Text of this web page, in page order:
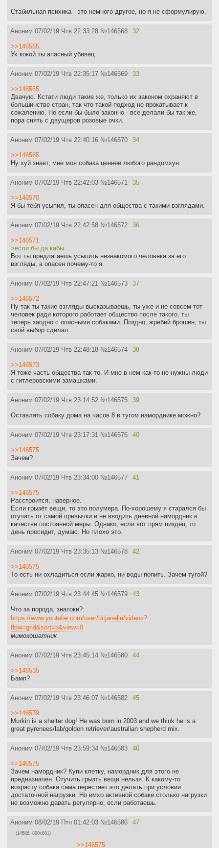
Стабильная психика - это немного другое, но я не сформулирую.
Аноним 07/02/19 Чтв 22:33:28 №146568 32
>>146565
Ух кокой ты апасный убивец.
Аноним 07/02/19 Чтв 22:35:17 №146569 33
>>146565
Двачую. Кстати люди такие же, только их законом охраняют в
большинстве стран, так что такой подход не прокатывает к
сожалению. Но если бы было законно - все делали бы так же,
пора снять с двущеров розовые очки.
Аноним 07/02/19 Чтв 22:40:16 №146570 34
>>146565
Ну хуй знает, мне моя собака ценнее любого рандомхуя.
Аноним 07/02/19 Чтв 22:42:03 №146571 35
>>146570
Я бы тебя усыпил, ты опасен для общества с такими взглядами.
Аноним 07/02/19 Чтв 22:42:58 №146572 36
>>146571
>если бы да кабы
Вот ты предлагаешь усыпить незнакомого человека за его
взгляды, а опасен почему-то я.
Аноним 07/02/19 Чтв 22:47:21 №146573 37
>>146572
Ну так ты такие взгляды высказываешь, ты уже и не совсем тот
человек ради которого работает общество после такого, ты
теперь заодно с опасными собаками. Поздно, жребий брошен, ты
свой выбор сделал.
Аноним 07/02/19 Чтв 22:48:18 №146574 38
>>146573
Я тоже часть общества так то. И мне в нем как-то не нужны люди
с гитлеровскими замашками.
Аноним 07/02/19 Чтв 23:14:52 №146575 39
Оставлять собаку дома на часов 8 в тугом наморднике можно?
Аноним 07/02/19 Чтв 23:17:31 №146576 40
>>146575
Зачем?
Аноним 07/02/19 Чтв 23:34:00 №146577 41
>>146575
Расстроится, наверное.
Если грызёт вещи, то это полумера. По-хорошему я старался бы
отучать от самой привычки и не вводить дневной намордник в
качестве постоянной меры. Однако, если вот прям пиздец, то
день просидит, думаю. Но плохо это.
Аноним 07/02/19 Чтв 23:35:13 №146578 42
>>146575
То есть ни охладиться если жарко, ни воды попить. Зачем тугой?
Аноним 07/02/19 Чтв 23:44:45 №146579 43
Что за порода, знатоки?:
https://www.youtube.com/user/dcjanelle/videos?
flow=grid&sort=p&view=0
мимокошатник
Аноним 07/02/19 Чтв 23:45:14 №146580 44
>>146535
Бамп?
Аноним 07/02/19 Чтв 23:46:07 №146582 45
>>146579
Murkin is a shelter dog! He was born in 2003 and we think he is a
great pyrenees/lab/golden retriever/australian shepherd mix.
Аноним 07/02/19 Чтв 23:59:34 №146583 46
>>146575
Зачем намордник? Купи клетку, намордник для этого не
предназначен. Отучить грызть вещи нельзя. К какому-то
возрасту собака сама перестает это делать при условии
достаточной нагрузки. Но имхо активной собаке столько нагрузки
не возможно давать регулярно, если работаешь.
Аноним 08/02/19 Птн 01:42:03 №146586 47
(145Кб, 800x801)
>>146575